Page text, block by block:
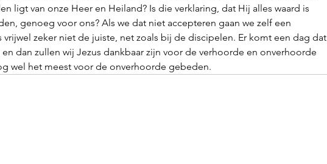
ligt van onze Heer en Heiland? Is die verklaring, dat Hij alles waard is
genoeg voor ons? Als we dat niet accepteren gaan we zelf een
vrijwel zeker niet de juiste, net zoals bij de discipelen. Er komt een dag dat
dan zullen wij Jezus dankbaar zijn voor de verhoorde en onverhoorde
wel het meest voor de onverhoorde gebeden.